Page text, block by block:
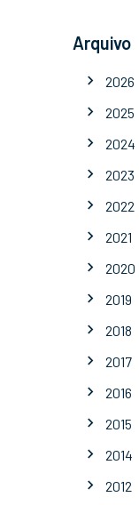
Arquivo
2026
2025
2024
2023
2022
2021
2020
2019
2018
2017
2016
2015
2014
2012